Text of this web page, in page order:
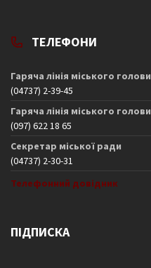
ТЕЛЕФОНИ
Гаряча лінія міського голови
(04737) 2-39-45
Гаряча лінія міського голови
(097) 622 18 65
Секретар міської ради
(04737) 2-30-31
Телефонний довідник
ПІДПИСКА